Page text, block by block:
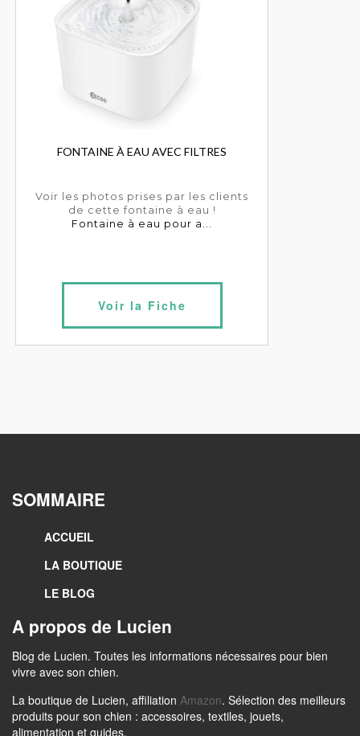
FONTAINE À EAU AVEC FILTRES
Voir les photos prises par les clients
de cette fontaine à eau !
Fontaine à eau pour a...
Voir la Fiche
SOMMAIRE
ACCUEIL
LA BOUTIQUE
LE BLOG
A propos de Lucien
Blog de Lucien. Toutes les informations nécessaires pour bien
vivre avec son chien.
La boutique de Lucien, affiliation Amazon. Sélection des meilleurs
produits pour son chien : accessoires, textiles, jouets,
alimentation et guides.